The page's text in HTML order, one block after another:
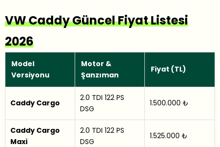
VW Caddy Güncel Fiyat Listesi
2026
Model
Versiyonu
Motor &
Şanzıman
Fiyat (TL)
Caddy Cargo
2.0 TDI 122 PS
DSG
1.500.000 ₺
Caddy Cargo
Maxi
2.0 TDI 122 PS
DSG
1.525.000 ₺